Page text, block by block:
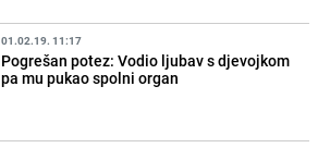
01.02.19. 11:17
Pogrešan potez: Vodio ljubav s djevojkom
pa mu pukao spolni organ